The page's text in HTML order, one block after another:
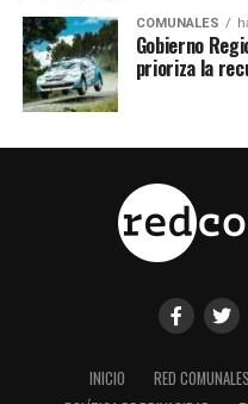
COMUNALES
Gobierno
prioriza la
INICIO RED COMUNALES